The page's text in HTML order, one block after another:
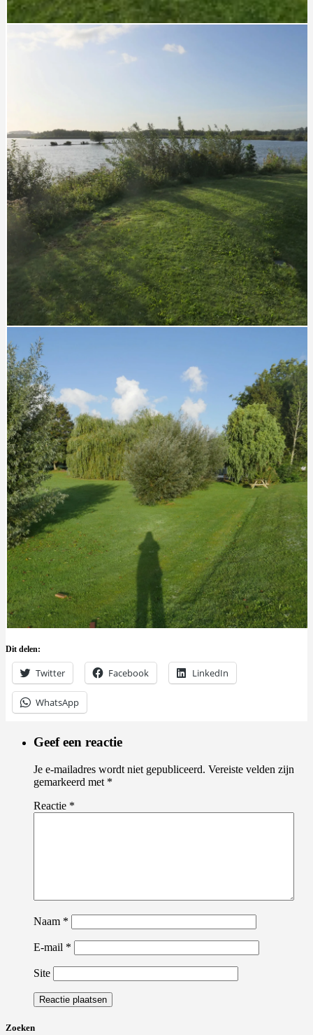
Dit delen:
Twitter Facebook LinkedIn
WhatsApp
Geef een reactie
Je e-mailadres wordt niet gepubliceerd. Vereiste velden zijn
gemarkeerd met *
Reactie *
Naam *
E-mail *
Site
Zoeken